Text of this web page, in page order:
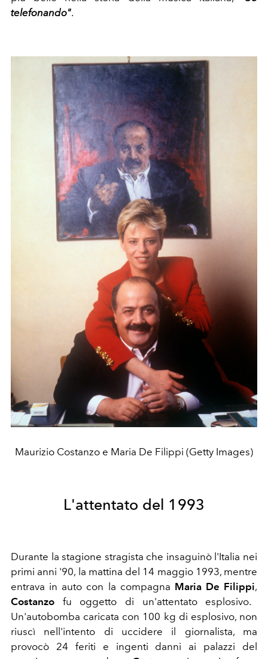
telefonando".
Maurizio Costanzo e Maria De Filippi (Getty Images)
L'attentato del 1993
Durante la stagione stragista che insaguinò l'Italia nei
primi anni '90, la mattina del 14 maggio 1993, mentre
entrava in auto con la compagna Maria De Filippi,
Costanzo fu oggetto di un'attentato esplosivo.
Un'autobomba caricata con 100 kg di esplosivo, non
riuscì nell'intento di uccidere il giornalista, ma
provocò 24 feriti e ingenti danni ai palazzi del